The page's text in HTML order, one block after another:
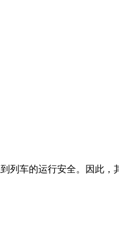
车的运行安全。因此，